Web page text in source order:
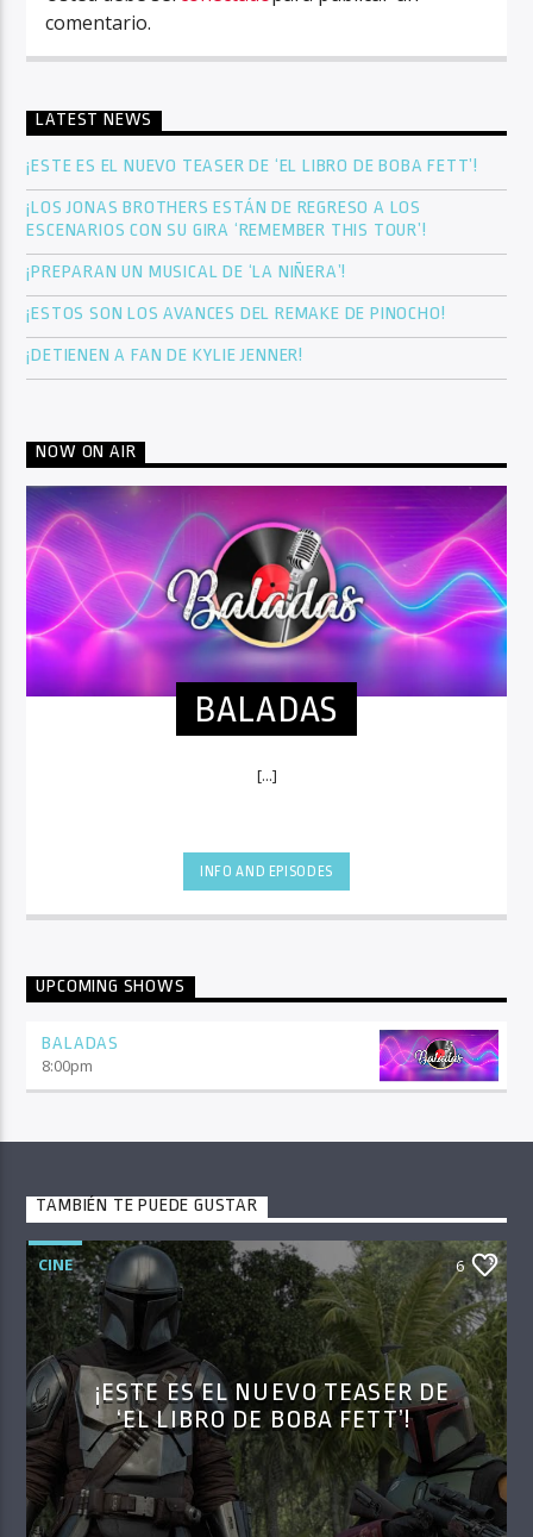
comentario.
LATEST NEWS
¡ESTE ES EL NUEVO TEASER DE ‘EL LIBRO DE BOBA FETT’!
¡LOS JONAS BROTHERS ESTÁN DE REGRESO A LOS
ESCENARIOS CON SU GIRA ‘REMEMBER THIS TOUR’!
¡PREPARAN UN MUSICAL DE ‘LA NIÑERA’!
¡ESTOS SON LOS AVANCES DEL REMAKE DE PINOCHO!
¡DETIENEN A FAN DE KYLIE JENNER!
NOW ON AIR
BALADAS
[...]
INFO AND EPISODES
UPCOMING SHOWS
BALADAS
8:00pm
TAMBIÉN TE PUEDE GUSTAR
CINE 6
¡ESTE ES EL NUEVO TEASER DE
‘EL LIBRO DE BOBA FETT’!